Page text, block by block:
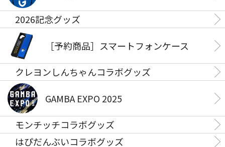
2026記念グッズ
［予約商品］スマートフォンケース
クレヨンしんちゃんコラボグッズ
GAMBA EXPO 2025
モンチッチコラボグッズ
はぴだんぶいコラボグッズ